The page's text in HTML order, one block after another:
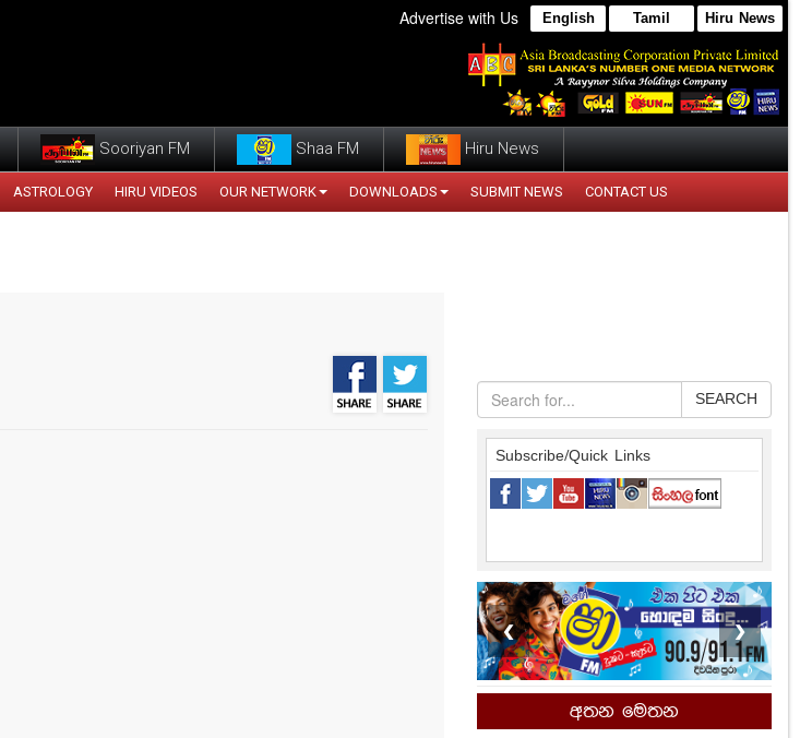
Advertise with Us English Tamil Hiru News
Sooriyan FM Shaa FM Hiru News
ASTROLOGY HIRU VIDEOS OUR NETWORK DOWNLOADS SUBMIT NEWS CONTACT US
SEARCH
Subscribe/Quick Links
❮ ❯
අතන මෙතන